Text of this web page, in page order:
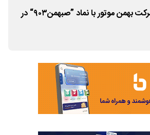
درج اوراق مرابحه شرکت بهمن موتور با نماد ”صبهمن۹۰۳“ در